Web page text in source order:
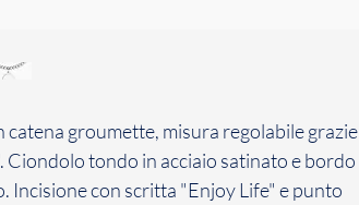
catena groumette, misura regolabile grazie
Ciondolo tondo in acciaio satinato e bordo
Incisione con scritta "Enjoy Life" e punto